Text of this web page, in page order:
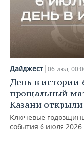
Дайджест 06 июл,
День в
прощальный
Казани
Ключевые
события 6 июля 2026